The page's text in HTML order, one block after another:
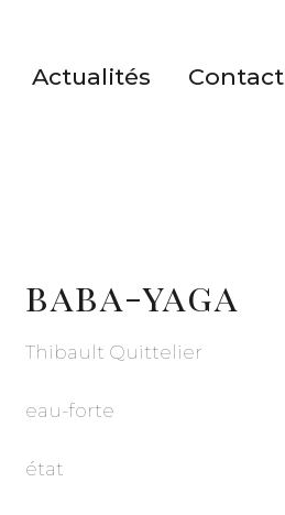
Actualités Contact
baba-yaga
Thibault Quittelier
eau-forte
état